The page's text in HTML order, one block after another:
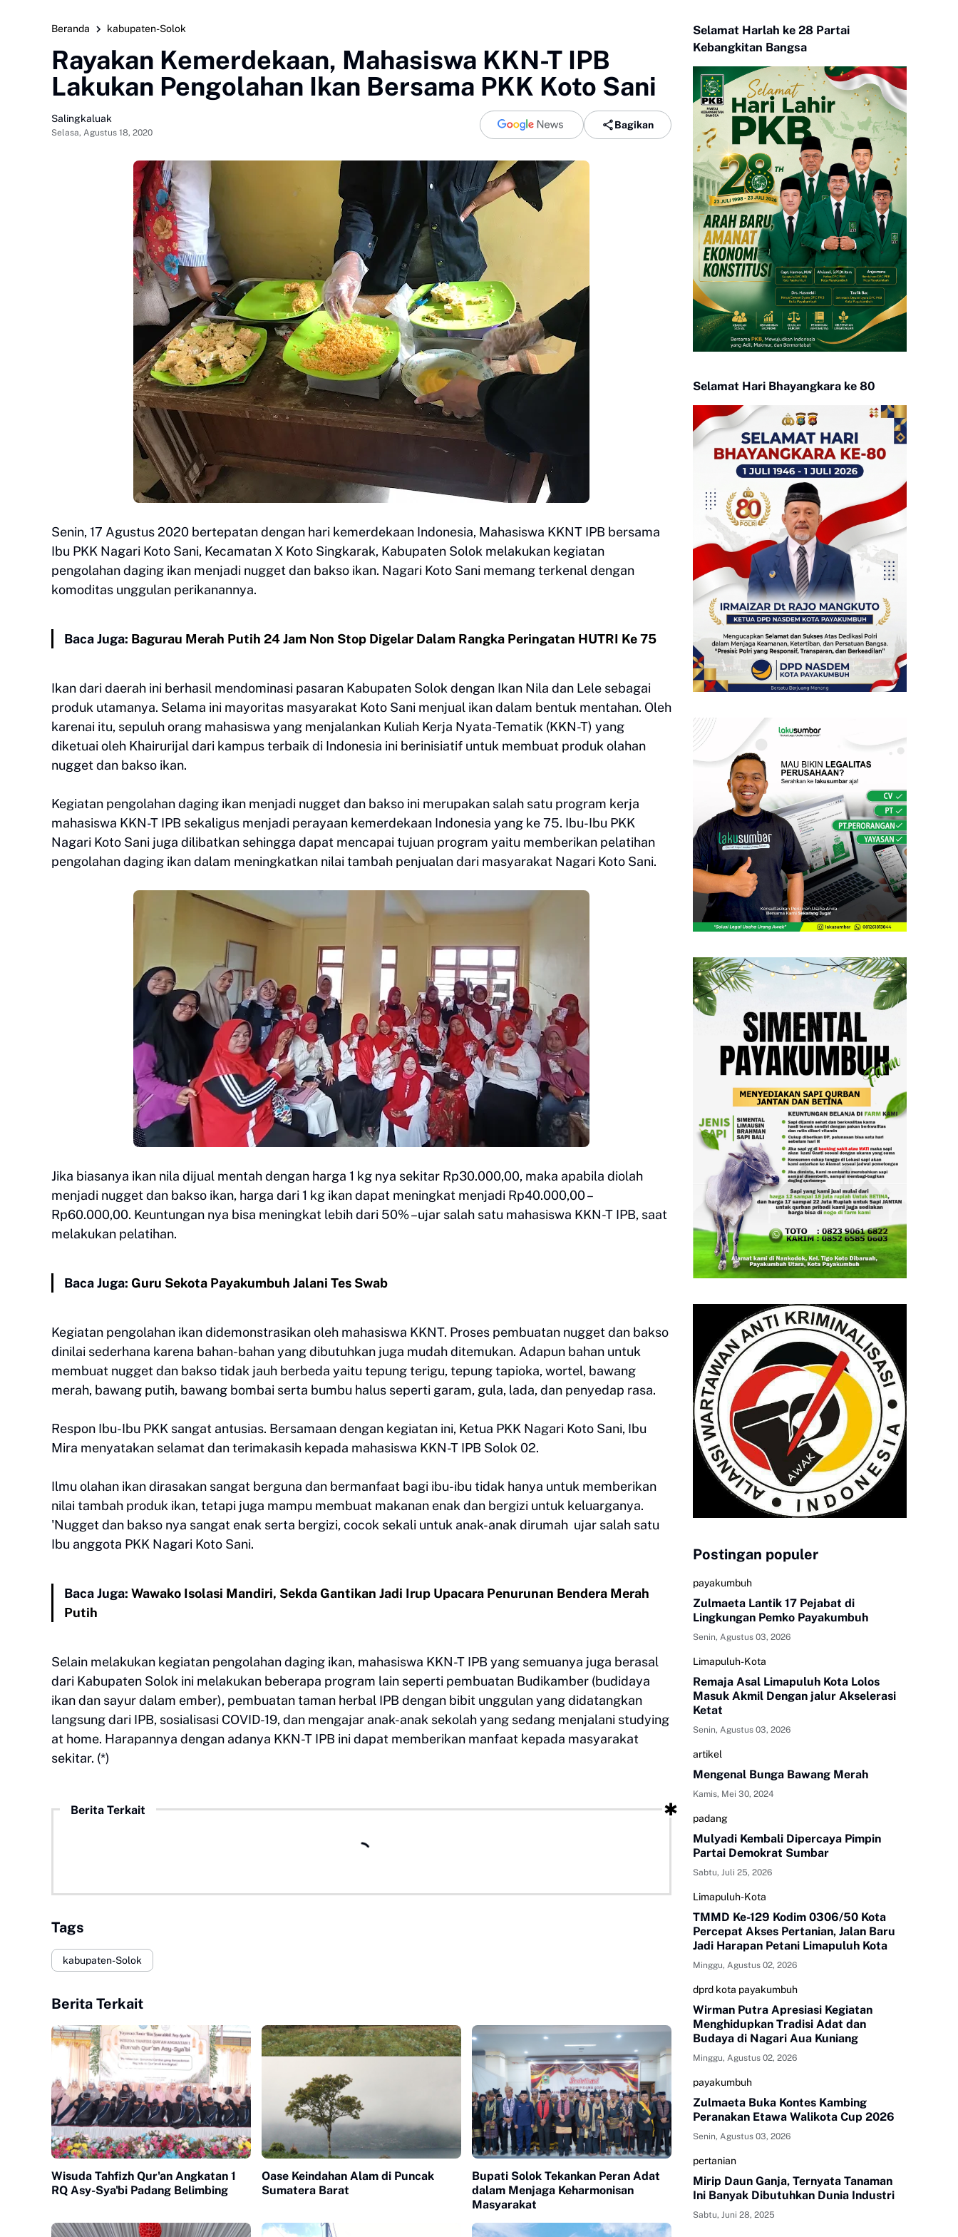
Beranda kabupaten-Solok
Rayakan Kemerdekaan, Mahasiswa KKN-T IPB
Lakukan Pengolahan Ikan Bersama PKK Koto Sani
Salingkaluak
Selasa, Agustus 18, 2020
Bagikan
Senin, 17 Agustus 2020 bertepatan dengan hari kemerdekaan Indonesia, Mahasiswa KKNT IPB bersama
Ibu PKK Nagari Koto Sani, Kecamatan X Koto Singkarak, Kabupaten Solok melakukan kegiatan
pengolahan daging ikan menjadi nugget dan bakso ikan. Nagari Koto Sani memang terkenal dengan
komoditas unggulan perikanannya.
Baca Juga: Bagurau Merah Putih 24 Jam Non Stop Digelar Dalam Rangka Peringatan HUTRI Ke 75
Ikan dari daerah ini berhasil mendominasi pasaran Kabupaten Solok dengan Ikan Nila dan Lele sebagai
produk utamanya. Selama ini mayoritas masyarakat Koto Sani menjual ikan dalam bentuk mentahan. Oleh
karenai itu, sepuluh orang mahasiswa yang menjalankan Kuliah Kerja Nyata-Tematik (KKN-T) yang
diketuai oleh Khairurijal dari kampus terbaik di Indonesia ini berinisiatif untuk membuat produk olahan
nugget dan bakso ikan.
Kegiatan pengolahan daging ikan menjadi nugget dan bakso ini merupakan salah satu program kerja
mahasiswa KKN-T IPB sekaligus menjadi perayaan kemerdekaan Indonesia yang ke 75. Ibu-Ibu PKK
Nagari Koto Sani juga dilibatkan sehingga dapat mencapai tujuan program yaitu memberikan pelatihan
pengolahan daging ikan dalam meningkatkan nilai tambah penjualan dari masyarakat Nagari Koto Sani.
Jika biasanya ikan nila dijual mentah dengan harga 1 kg nya sekitar Rp30.000,00, maka apabila diolah
menjadi nugget dan bakso ikan, harga dari 1 kg ikan dapat meningkat menjadi Rp40.000,00 –
Rp60.000,00. Keuntungan nya bisa meningkat lebih dari 50% –ujar salah satu mahasiswa KKN-T IPB, saat
melakukan pelatihan.
Baca Juga: Guru Sekota Payakumbuh Jalani Tes Swab
Kegiatan pengolahan ikan didemonstrasikan oleh mahasiswa KKNT. Proses pembuatan nugget dan bakso
dinilai sederhana karena bahan-bahan yang dibutuhkan juga mudah ditemukan. Adapun bahan untuk
membuat nugget dan bakso tidak jauh berbeda yaitu tepung terigu, tepung tapioka, wortel, bawang
merah, bawang putih, bawang bombai serta bumbu halus seperti garam, gula, lada, dan penyedap rasa.
Respon Ibu-Ibu PKK sangat antusias. Bersamaan dengan kegiatan ini, Ketua PKK Nagari Koto Sani, Ibu
Mira menyatakan selamat dan terimakasih kepada mahasiswa KKN-T IPB Solok 02.
Ilmu olahan ikan dirasakan sangat berguna dan bermanfaat bagi ibu-ibu tidak hanya untuk memberikan
nilai tambah produk ikan, tetapi juga mampu membuat makanan enak dan bergizi untuk keluarganya.
'Nugget dan bakso nya sangat enak serta bergizi, cocok sekali untuk anak-anak dirumah ujar salah satu
Ibu anggota PKK Nagari Koto Sani.
Baca Juga: Wawako Isolasi Mandiri, Sekda Gantikan Jadi Irup Upacara Penurunan Bendera Merah
Putih
Selain melakukan kegiatan pengolahan daging ikan, mahasiswa KKN-T IPB yang semuanya juga berasal
dari Kabupaten Solok ini melakukan beberapa program lain seperti pembuatan Budikamber (budidaya
ikan dan sayur dalam ember), pembuatan taman herbal IPB dengan bibit unggulan yang didatangkan
langsung dari IPB, sosialisasi COVID-19, dan mengajar anak-anak sekolah yang sedang menjalani studying
at home. Harapannya dengan adanya KKN-T IPB ini dapat memberikan manfaat kepada masyarakat
sekitar. (*)
Berita Terkait
Tags
kabupaten-Solok
Berita Terkait
Wisuda Tahfizh Qur'an Angkatan 1
RQ Asy-Sya'bi Padang Belimbing
Oase Keindahan Alam di Puncak
Sumatera Barat
Bupati Solok Tekankan Peran Adat
dalam Menjaga Keharmonisan
Masyarakat
Selamat Harlah ke 28 Partai
Kebangkitan Bangsa
Selamat Hari Bhayangkara ke 80
Postingan populer
payakumbuh
Zulmaeta Lantik 17 Pejabat di
Lingkungan Pemko Payakumbuh
Senin, Agustus 03, 2026
Limapuluh-Kota
Remaja Asal Limapuluh Kota Lolos
Masuk Akmil Dengan jalur Akselerasi
Ketat
Senin, Agustus 03, 2026
artikel
Mengenal Bunga Bawang Merah
Kamis, Mei 30, 2024
padang
Mulyadi Kembali Dipercaya Pimpin
Partai Demokrat Sumbar
Sabtu, Juli 25, 2026
Limapuluh-Kota
TMMD Ke-129 Kodim 0306/50 Kota
Percepat Akses Pertanian, Jalan Baru
Jadi Harapan Petani Limapuluh Kota
Minggu, Agustus 02, 2026
dprd kota payakumbuh
Wirman Putra Apresiasi Kegiatan
Menghidupkan Tradisi Adat dan
Budaya di Nagari Aua Kuniang
Minggu, Agustus 02, 2026
payakumbuh
Zulmaeta Buka Kontes Kambing
Peranakan Etawa Walikota Cup 2026
Senin, Agustus 03, 2026
pertanian
Mirip Daun Ganja, Ternyata Tanaman
Ini Banyak Dibutuhkan Dunia Industri
Sabtu, Juni 28, 2025